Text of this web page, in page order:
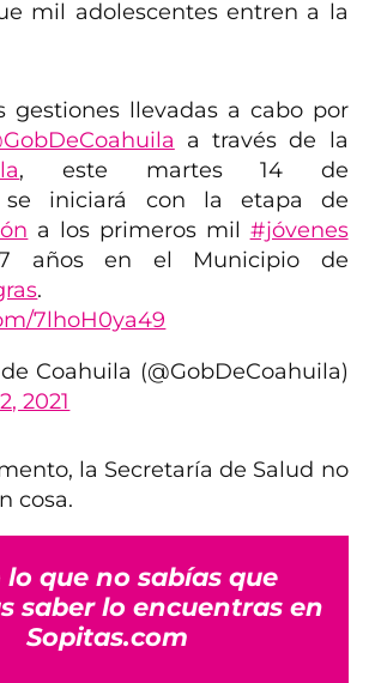
mil adolescentes entren a la
gestiones llevadas a cabo por
a través de la
, este martes 14 de
se iniciará con la etapa de
a los primeros mil #jóvenes
años en el Municipio de
.
7lhoH0ya49
Coahuila (@GobDeCoahuila)
2021
la Secretaría de Salud no
cosa.
lo que no sabías que
saber lo encuentras en
Sopitas.com